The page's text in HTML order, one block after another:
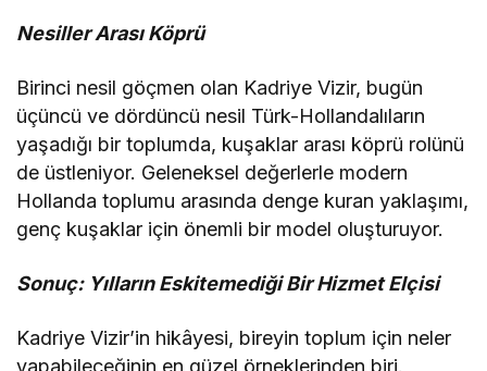
Nesiller Arası Köprü
Birinci nesil göçmen olan Kadriye Vizir, bugün
üçüncü ve dördüncü nesil Türk-Hollandalıların
yaşadığı bir toplumda, kuşaklar arası köprü rolünü
de üstleniyor. Geleneksel değerlerle modern
Hollanda toplumu arasında denge kuran yaklaşımı,
genç kuşaklar için önemli bir model oluşturuyor.
Sonuç: Yılların Eskitemediği Bir Hizmet Elçisi
Kadriye Vizir’in hikâyesi, bireyin toplum için neler
yapabileceğinin en güzel örneklerinden biri.